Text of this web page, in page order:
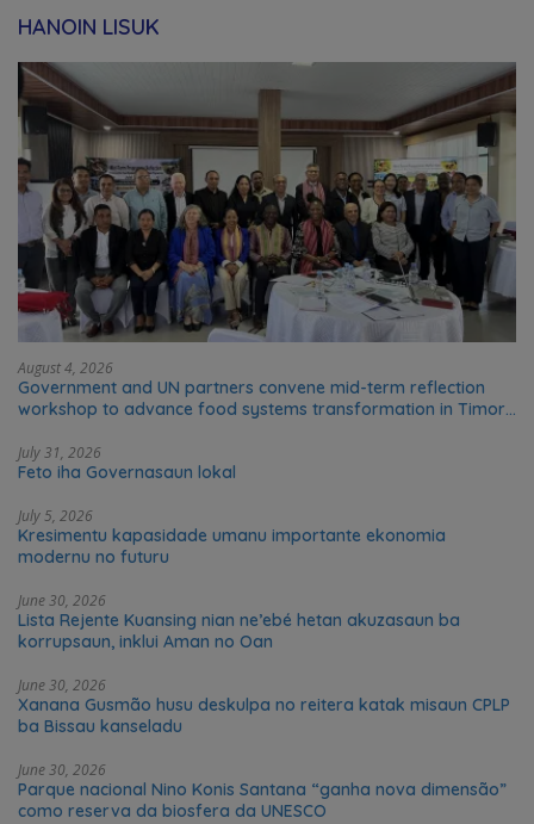
HANOIN LISUK
August 4, 2026
Government and UN partners convene mid-term reflection
workshop to advance food systems transformation in Timor-
July 31, 2026
Feto iha Governasaun lokal
July 5, 2026
Kresimentu kapasidade umanu importante ekonomia
modernu no futuru
June 30, 2026
Lista Rejente Kuansing nian ne’ebé hetan akuzasaun ba
korrupsaun, inklui Aman no Oan
June 30, 2026
Xanana Gusmão husu deskulpa no reitera katak misaun CPLP
ba Bissau kanseladu
June 30, 2026
Parque nacional Nino Konis Santana “ganha nova dimensão”
como reserva da biosfera da UNESCO